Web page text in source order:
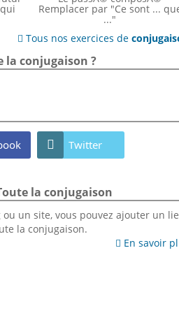
Remplacer par "Ce sont ...
..."
 Tous nos exercices de
la conjugaison ?
 Twitter
la conjugaison
ou un site, vous pouvez ajouter un
la conjugaison.
 En savoir